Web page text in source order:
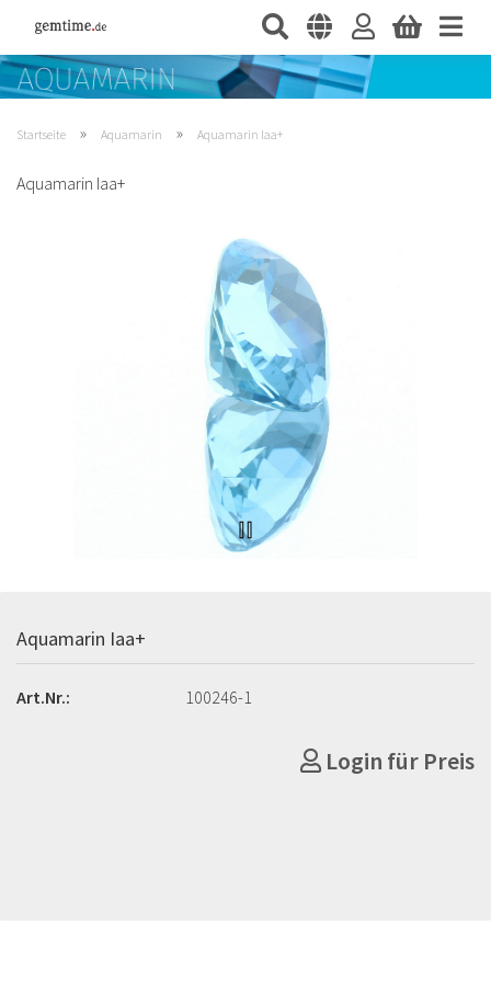
Startseite » Aquamarin » Aquamarin Iaa+
Aquamarin Iaa+
Aquamarin Iaa+
Art.Nr.: 100246-1
Login für Preis